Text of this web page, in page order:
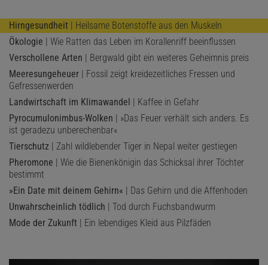
Hirngesundheit | Heilsame Botenstoffe aus den Muskeln
Ökologie | Wie Ratten das Leben im Korallenriff beeinflussen
Verschollene Arten | Bergwald gibt ein weiteres Geheimnis preis
Meeresungeheuer | Fossil zeigt kreidezeitliches Fressen und
Gefressenwerden
Landwirtschaft im Klimawandel | Kaffee in Gefahr
Pyrocumulonimbus-Wolken | »Das Feuer verhält sich anders. Es
ist geradezu unberechenbar«
Tierschutz | Zahl wildlebender Tiger in Nepal weiter gestiegen
Pheromone | Wie die Bienenkönigin das Schicksal ihrer Töchter
bestimmt
»Ein Date mit deinem Gehirn« | Das Gehirn und die Affenhoden
Unwahrscheinlich tödlich | Tod durch Fuchsbandwurm
Mode der Zukunft | Ein lebendiges Kleid aus Pilzfäden